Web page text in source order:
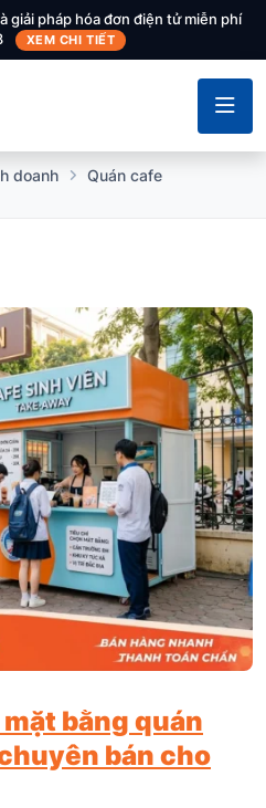
giải pháp hóa đơn điện tử miễn phí
XEM CHI TIẾT
doanh
Quán cafe
bằng quán
bán cho